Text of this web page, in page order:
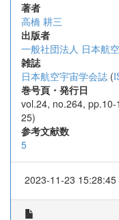
著者
高橋 耕三
出版者
一般社団法人 日本航
雑誌
日本航空宇宙学会誌 (
巻号頁・発行日
vol.24, no.264,
25)
参考文献数
5
2023-11-23 15:28:45